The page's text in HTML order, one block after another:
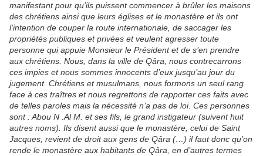
manifestant pour qu’ils puissent commencer à brûler les maisons
des chrétiens ainsi que leurs églises et le monastère et ils ont
l’intention de couper la route internationale, de saccager les
propriétés publiques et privées et veulent agresser toute
personne qui appuie Monsieur le Président et de s’en prendre
aux chrétiens. Nous, dans la ville de Qâra, nous contrecarrons
ces impies et nous sommes innocents d’eux jusqu’au jour du
jugement. Chrétiens et musulmans, nous formons un seul rang
face à ces traîtres et nous regrettons de rapporter ces faits avec
de telles paroles mais la nécessité n’a pas de loi. Ces personnes
sont : Abou N .Al M. et ses fils, le grand instigateur (suivent huit
autres noms). Ils disent aussi que le monastère, celui de Saint
Jacques, revient de droit aux gens de Qâra (…) il faut donc qu’on
rende le monastère aux habitants de Qâra, en d’autres termes